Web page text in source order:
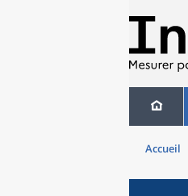
Accueil